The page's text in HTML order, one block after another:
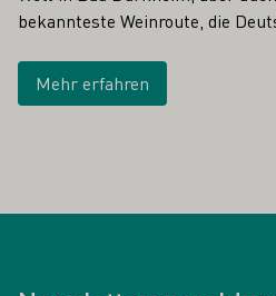
bekannteste Weinroute, die
Mehr erfahren